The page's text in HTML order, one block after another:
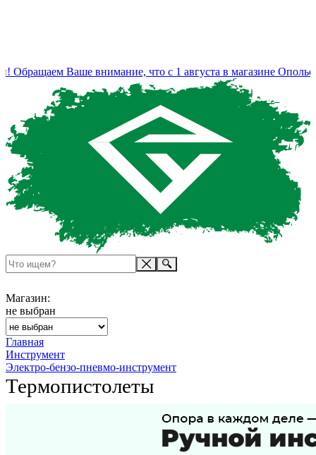
Обращаем Ваше внимание, что с 1 августа в магазине Ополье
Магазин:
не выбран
Главная
Инструмент
Электро-бензо-пневмо-инструмент
Термопистолеты